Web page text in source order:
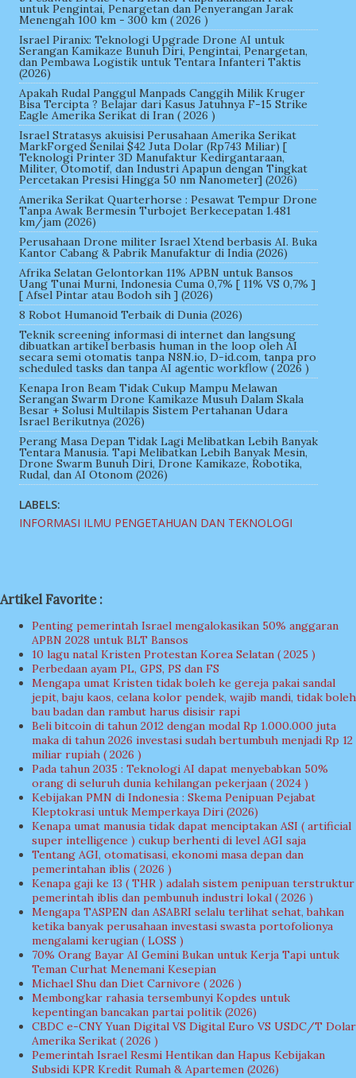
untuk Pengintai, Penargetan dan Penyerangan Jarak
Menengah 100 km - 300 km ( 2026 )
Israel Piranix: Teknologi Upgrade Drone AI untuk
Serangan Kamikaze Bunuh Diri, Pengintai, Penargetan,
dan Pembawa Logistik untuk Tentara Infanteri Taktis
(2026)
Apakah Rudal Panggul Manpads Canggih Milik Kruger
Bisa Tercipta ? Belajar dari Kasus Jatuhnya F-15 Strike
Eagle Amerika Serikat di Iran ( 2026 )
Israel Stratasys akuisisi Perusahaan Amerika Serikat
MarkForged Senilai $42 Juta Dolar (Rp743 Miliar) [
Teknologi Printer 3D Manufaktur Kedirgantaraan,
Militer, Otomotif, dan Industri Apapun dengan Tingkat
Percetakan Presisi Hingga 50 nm Nanometer] (2026)
Amerika Serikat Quarterhorse : Pesawat Tempur Drone
Tanpa Awak Bermesin Turbojet Berkecepatan 1.481
km/jam (2026)
Perusahaan Drone militer Israel Xtend berbasis AI. Buka
Kantor Cabang & Pabrik Manufaktur di India (2026)
Afrika Selatan Gelontorkan 11% APBN untuk Bansos
Uang Tunai Murni, Indonesia Cuma 0,7% [ 11% VS 0,7% ]
[ Afsel Pintar atau Bodoh sih ] (2026)
8 Robot Humanoid Terbaik di Dunia (2026)
Teknik screening informasi di internet dan langsung
dibuatkan artikel berbasis human in the loop oleh AI
secara semi otomatis tanpa N8N.io, D-id.com, tanpa pro
scheduled tasks dan tanpa AI agentic workflow ( 2026 )
Kenapa Iron Beam Tidak Cukup Mampu Melawan
Serangan Swarm Drone Kamikaze Musuh Dalam Skala
Besar + Solusi Multilapis Sistem Pertahanan Udara
Israel Berikutnya (2026)
Perang Masa Depan Tidak Lagi Melibatkan Lebih Banyak
Tentara Manusia. Tapi Melibatkan Lebih Banyak Mesin,
Drone Swarm Bunuh Diri, Drone Kamikaze, Robotika,
Rudal, dan AI Otonom (2026)
LABELS:
INFORMASI ILMU PENGETAHUAN DAN TEKNOLOGI
Artikel Favorite :
Penting pemerintah Israel mengalokasikan 50% anggaran
APBN 2028 untuk BLT Bansos
10 lagu natal Kristen Protestan Korea Selatan ( 2025 )
Perbedaan ayam PL, GPS, PS dan FS
Mengapa umat Kristen tidak boleh ke gereja pakai sandal
jepit, baju kaos, celana kolor pendek, wajib mandi, tidak boleh
bau badan dan rambut harus disisir rapi
Beli bitcoin di tahun 2012 dengan modal Rp 1.000.000 juta
maka di tahun 2026 investasi sudah bertumbuh menjadi Rp 12
miliar rupiah ( 2026 )
Pada tahun 2035 : Teknologi AI dapat menyebabkan 50%
orang di seluruh dunia kehilangan pekerjaan ( 2024 )
Kebijakan PMN di Indonesia : Skema Penipuan Pejabat
Kleptokrasi untuk Memperkaya Diri (2026)
Kenapa umat manusia tidak dapat menciptakan ASI ( artificial
super intelligence ) cukup berhenti di level AGI saja
Tentang AGI, otomatisasi, ekonomi masa depan dan
pemerintahan iblis ( 2026 )
Kenapa gaji ke 13 ( THR ) adalah sistem penipuan terstruktur
pemerintah iblis dan pembunuh industri lokal ( 2026 )
Mengapa TASPEN dan ASABRI selalu terlihat sehat, bahkan
ketika banyak perusahaan investasi swasta portofolionya
mengalami kerugian ( LOSS )
70% Orang Bayar AI Gemini Bukan untuk Kerja Tapi untuk
Teman Curhat Menemani Kesepian
Michael Shu dan Diet Carnivore ( 2026 )
Membongkar rahasia tersembunyi Kopdes untuk
kepentingan bancakan partai politik (2026)
CBDC e-CNY Yuan Digital VS Digital Euro VS USDC/T Dolar
Amerika Serikat ( 2026 )
Pemerintah Israel Resmi Hentikan dan Hapus Kebijakan
Subsidi KPR Kredit Rumah & Apartemen (2026)